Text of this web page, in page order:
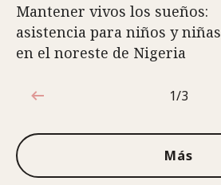
Mantener vivos los sueños:
asistencia para niños y niñas
en el noreste de Nigeria
1de3
1/3
Más